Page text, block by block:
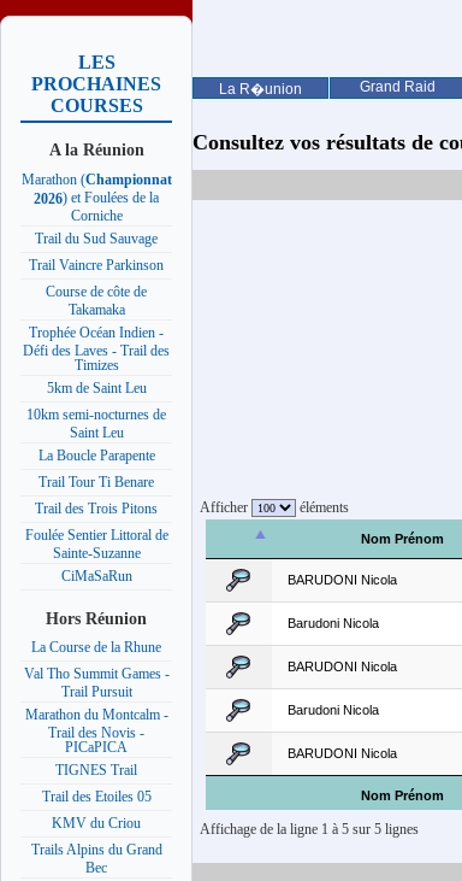
La R�union Grand Raid
LES
PROCHAINES
COURSES
A la Réunion
Marathon (Championnat
2026) et Foulées de la
Corniche
Trail du Sud Sauvage
Trail Vaincre Parkinson
Course de côte de
Takamaka
Trophée Océan Indien -
Défi des Laves - Trail des
Timizes
5km de Saint Leu
10km semi-nocturnes de
Saint Leu
La Boucle Parapente
Trail Tour Ti Benare
Trail des Trois Pitons
Foulée Sentier Littoral de
Sainte-Suzanne
CiMaSaRun
Hors Réunion
La Course de la Rhune
Val Tho Summit Games -
Trail Pursuit
Marathon du Montcalm -
Trail des Novis -
PICaPICA
TIGNES Trail
Trail des Etoiles 05
KMV du Criou
Trails Alpins du Grand
Bec
Consultez vos résultats de
Afficher éléments
Nom Prénom
Nom Prénom
BARUDONI Nicola
Barudoni Nicola
BARUDONI Nicola
Barudoni Nicola
BARUDONI Nicola
Affichage de la ligne 1 à 5 sur 5 lignes